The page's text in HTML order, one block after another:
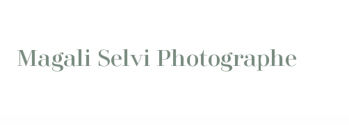
Magali Selvi Photographe